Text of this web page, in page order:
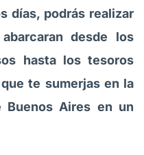
días, podrás realizar
desde los
hasta los tesoros
te sumerjas en la
Aires en un